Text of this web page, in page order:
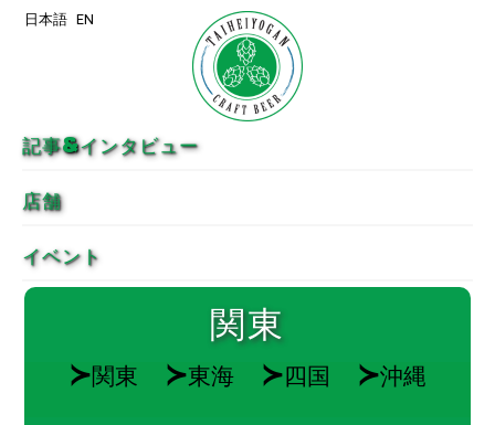
記事&インタビュー
店舗
イベント
日本語 EN
関東
≻関東 ≻東海 ≻四国 ≻沖縄